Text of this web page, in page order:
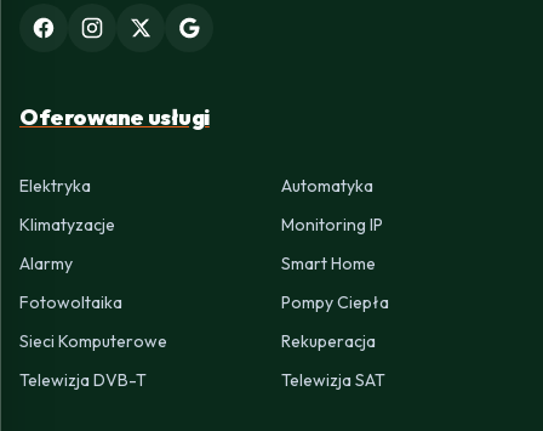
Oferowane usługi
Elektryka
Automatyka
Klimatyzacje
Monitoring IP
Alarmy
Smart Home
Fotowoltaika
Pompy Ciepła
Sieci Komputerowe
Rekuperacja
Telewizja DVB-T
Telewizja SAT